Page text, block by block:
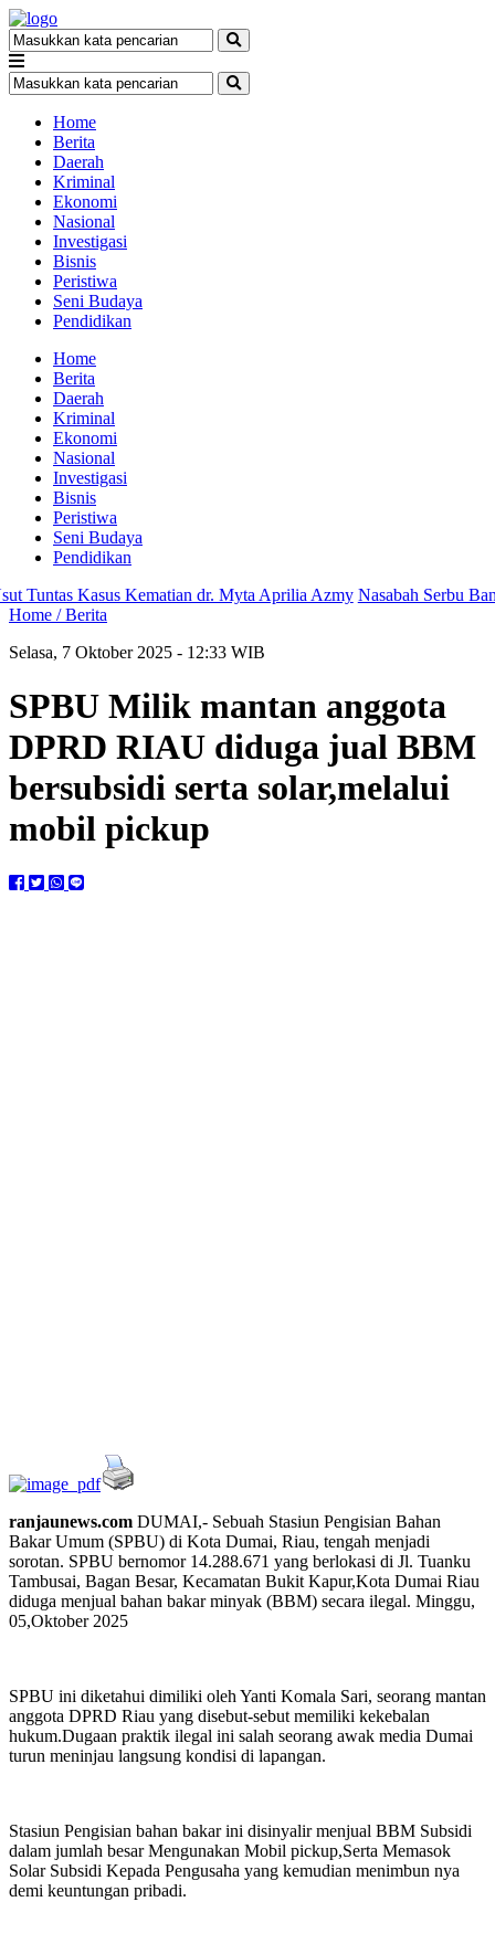
Home
Berita
Daerah
Kriminal
Ekonomi
Nasional
Investigasi
Bisnis
Peristiwa
Seni Budaya
Pendidikan
Home
Berita
Daerah
Kriminal
Ekonomi
Nasional
Investigasi
Bisnis
Peristiwa
Seni Budaya
Pendidikan
Kasus Kematian dr. Myta Aprilia Azmy Nasabah Serbu Bank 9
Home /Berita
Selasa, 7 Oktober 2025 - 12:33 WIB
SPBU Milik mantan anggota
DPRD RIAU diduga jual BBM
bersubsidi serta solar,melalui
mobil pickup
ranjaunews.com DUMAI,- Sebuah Stasiun Pengisian Bahan
Bakar Umum (SPBU) di Kota Dumai, Riau, tengah menjadi
sorotan. SPBU bernomor 14.288.671 yang berlokasi di Jl. Tuanku
Tambusai, Bagan Besar, Kecamatan Bukit Kapur,Kota Dumai Riau
diduga menjual bahan bakar minyak (BBM) secara ilegal. Minggu,
05,Oktober 2025
SPBU ini diketahui dimiliki oleh Yanti Komala Sari, seorang mantan
anggota DPRD Riau yang disebut-sebut memiliki kekebalan
hukum.Dugaan praktik ilegal ini salah seorang awak media Dumai
turun meninjau langsung kondisi di lapangan.
Stasiun Pengisian bahan bakar ini disinyalir menjual BBM Subsidi
dalam jumlah besar Mengunakan Mobil pickup,Serta Memasok
Solar Subsidi Kepada Pengusaha yang kemudian menimbun nya
demi keuntungan pribadi.